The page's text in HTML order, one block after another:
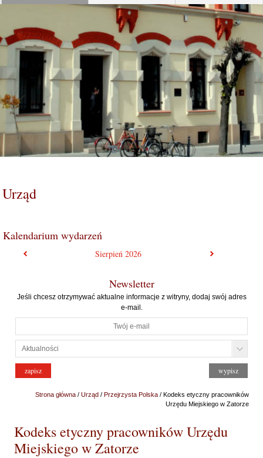
Urząd
Kalendarium wydarzeń
Sierpień2026
Newsletter
Jeśli chcesz otrzymywać aktualne informacje z witryny, dodaj swój adres
e-mail.
Strona główna/ Urząd/ Przejrzysta Polska/ Kodeks etyczny pracowników
Urzędu Miejskiego w Zatorze
Kodeks etyczny pracowników Urzędu
Miejskiego w Zatorze